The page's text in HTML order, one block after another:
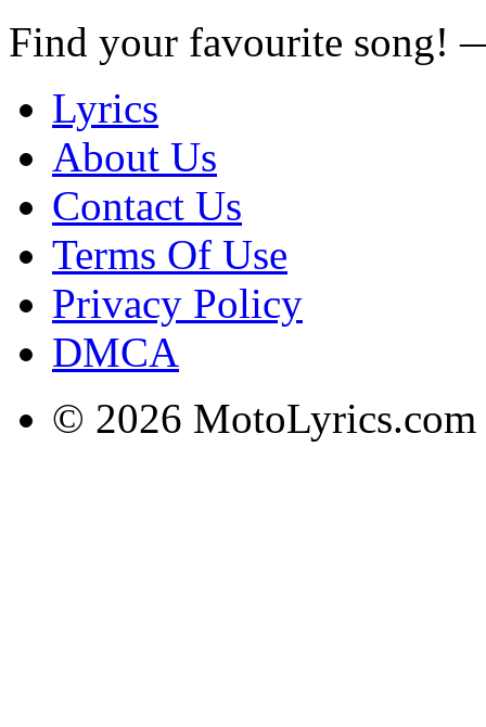
Find your favourite song!
Lyrics
About Us
Contact Us
Terms Of Use
Privacy Policy
DMCA
© 2026 MotoLyrics.com